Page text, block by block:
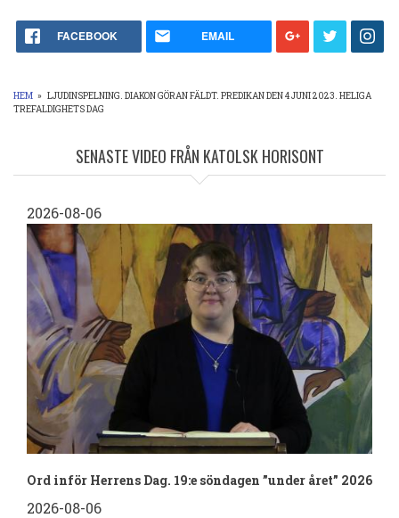
FACEBOOK EMAIL
LÄNKSTIG
HEM » LJUDINSPELNING. DIAKON GÖRAN FÄLDT. PREDIKAN DEN 4 JUNI 2023. HELIGA
TREFALDIGHETS DAG
SENASTE VIDEO FRÅN KATOLSK HORISONT
2026-08-06
Ord inför Herrens Dag. 19:e söndagen ”under året” 2026
2026-08-06